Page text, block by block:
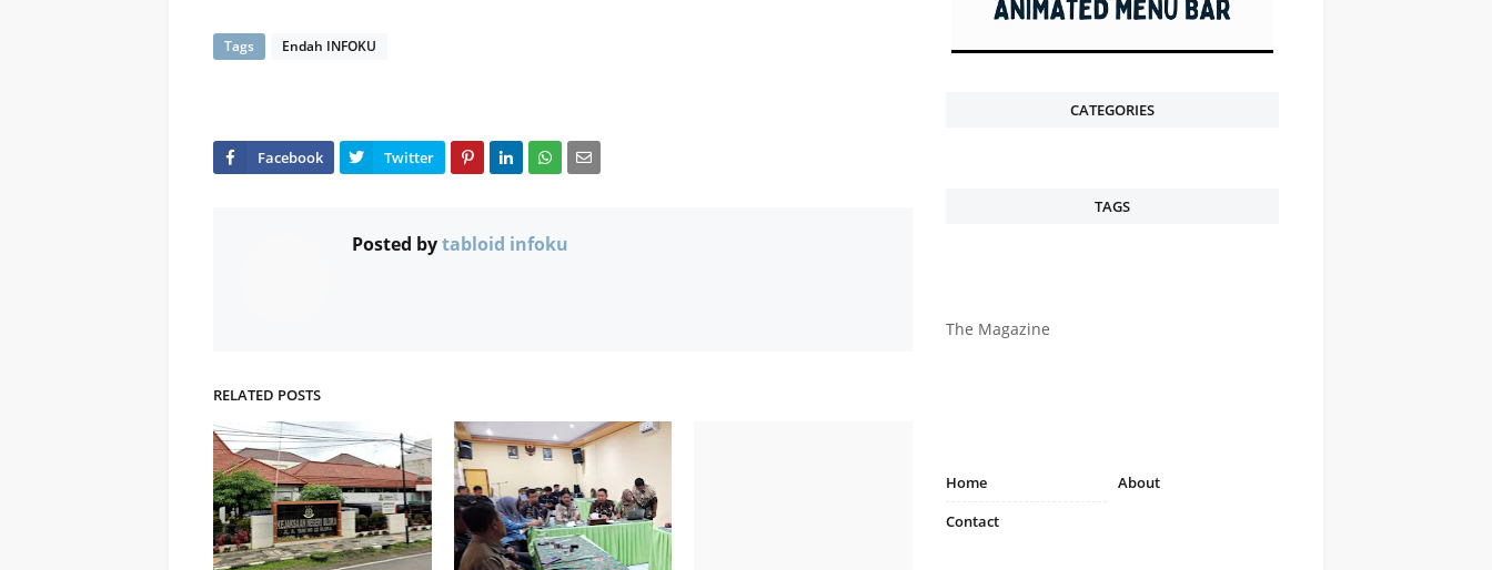
Tags Endah INFOKU
Posted bytabloid infoku
RELATED POSTS
CATEGORIES
TAGS
The Magazine
Home
About
Contact